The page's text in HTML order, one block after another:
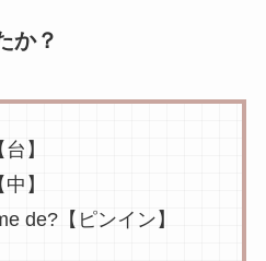
か？
】
】
de?【ピンイン】